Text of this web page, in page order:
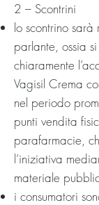
2 – Scontrini
lo scontrino sarà
parlante, ossia
chiaramente
Vagisil Crema
nel periodo
punti vendita
parafarmacie,
l’iniziativa
materiale
i consumatori